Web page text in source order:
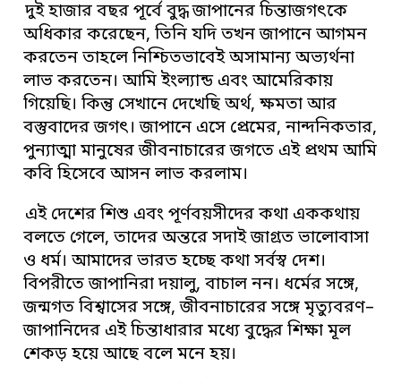
দুই হাজার বছর পূর্বে বুদ্ধ জাপানের চিন্তাজগৎকে
অধিকার করেছেন, তিনি যদি তখন জাপানে আগমন
করতেন তাহলে নিশ্চিতভাবেই অসামান্য অভ্যর্থনা
লাভ করতেন। আমি ইংল্যান্ড এবং আমেরিকায়
গিয়েছি। কিন্তু সেখানে দেখেছি অর্থ, ক্ষমতা আর
বস্তুবাদের জগৎ। জাপানে এসে প্রেমের, নান্দনিকতার,
পুন্যাত্মা মানুষের জীবনাচারের জগতে এই প্রথম আমি
কবি হিসেবে আসন লাভ করলাম।
এই দেশের শিশু এবং পূর্ণবয়সীদের কথা এককথায়
বলতে গেলে, তাদের অন্তরে সদাই জাগ্রত ভালোবাসা
ও ধর্ম। আমাদের ভারত হচ্ছে কথা সর্বস্ব দেশ।
বিপরীতে জাপানিরা দয়ালু, বাচাল নন। ধর্মের সঙ্গে,
জন্মগত বিশ্বাসের সঙ্গে, জীবনাচারের সঙ্গে মৃত্যুবরণ–
জাপানিদের এই চিন্তাধারার মধ্যে বুদ্ধের শিক্ষা মূল
শেকড় হয়ে আছে বলে মনে হয়।